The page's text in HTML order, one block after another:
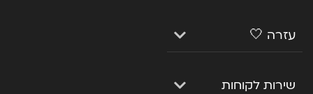
עזרה 🤍
שירות לקוחות